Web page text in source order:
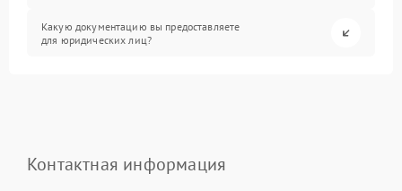
Какую документацию вы предоставляете
для юридических лиц?
Контактная информация